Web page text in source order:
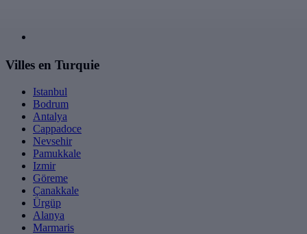
Villes en Turquie
Istanbul
Bodrum
Antalya
Cappadoce
Nevsehir
Pamukkale
Izmir
Göreme
Çanakkale
Ürgüp
Alanya
Marmaris